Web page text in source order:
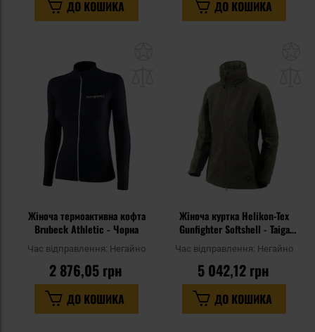
ДО КОШИКА ДО КОШИКА
уподобань
Жіноча термоактивна кофта
Brubeck Athletic - Чорна
Час відправлення: Негайно
2 876,05 грн
ДО КОШИКА
Жіноча куртка Helikon-Tex
Gunfighter Softshell - Taiga
Green/Black
Час відправлення: Негайно
5 042,12 грн
ДО КОШИКА